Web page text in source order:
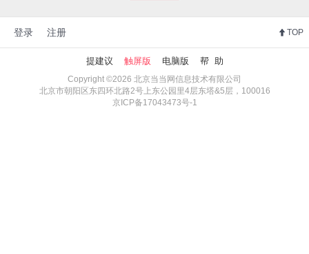
登录 注册 TOP
提建议 触屏版 电脑版 帮 助
Copyright ©2026 北京当当网信息技术有限公司
北京市朝阳区东四环北路2号上东公园里4层东塔&5层，100016
京ICP备17043473号-1